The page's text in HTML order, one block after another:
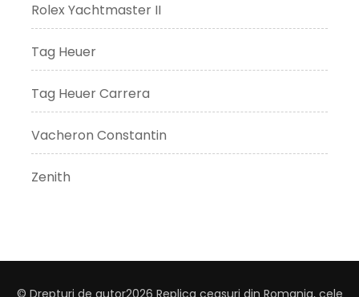
Rolex Yachtmaster II
Tag Heuer
Tag Heuer Carrera
Vacheron Constantin
Zenith